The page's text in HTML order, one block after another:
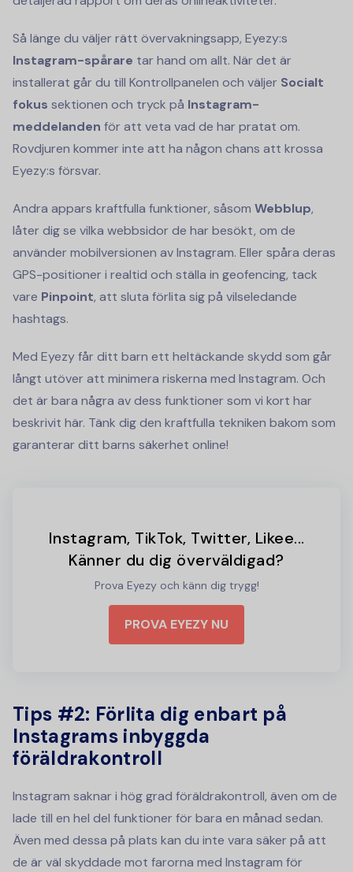
Så länge du väljer rätt övervakningsapp, Eyezy:s
Instagram-spårare tar hand om allt. När det är
installerat går du till Kontrollpanelen och väljer Socialt
fokus sektionen och tryck på Instagram-
meddelanden för att veta vad de har pratat om.
Rovdjuren kommer inte att ha någon chans att krossa
Eyezy:s försvar.
Andra appars kraftfulla funktioner, såsom Webblup,
låter dig se vilka webbsidor de har besökt, om de
använder mobilversionen av Instagram. Eller spåra deras
GPS-positioner i realtid och ställa in geofencing, tack
vare Pinpoint, att sluta förlita sig på vilseledande
hashtags.
Med Eyezy får ditt barn ett heltäckande skydd som går
långt utöver att minimera riskerna med Instagram. Och
det är bara några av dess funktioner som vi kort har
beskrivit här. Tänk dig den kraftfulla tekniken bakom som
garanterar ditt barns säkerhet online!
Instagram, TikTok, Twitter, Likee...
Känner du dig överväldigad?
Prova Eyezy och känn dig trygg!
PROVA EYEZY NU
Tips #2: Förlita dig enbart på
Instagrams inbyggda
föräldrakontroll
Instagram saknar i hög grad föräldrakontroll, även om de
lade till en hel del funktioner för bara en månad sedan.
Även med dessa på plats kan du inte vara säker på att
de är väl skyddade mot farorna med Instagram för